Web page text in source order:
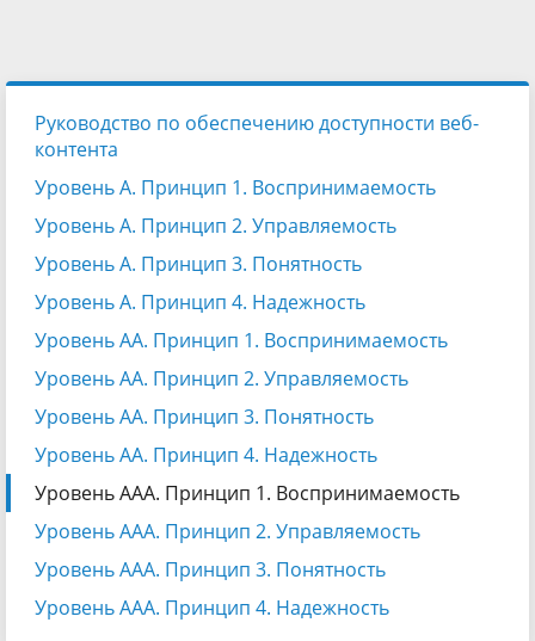
Руководство по обеспечению доступности веб-
контента
Уровень А. Принцип 1. Воспринимаемость
Уровень А. Принцип 2. Управляемость
Уровень А. Принцип 3. Понятность
Уровень А. Принцип 4. Надежность
Уровень АА. Принцип 1. Воспринимаемость
Уровень АА. Принцип 2. Управляемость
Уровень АА. Принцип 3. Понятность
Уровень АА. Принцип 4. Надежность
Уровень ААА. Принцип 1. Воспринимаемость
Уровень ААА. Принцип 2. Управляемость
Уровень ААА. Принцип 3. Понятность
Уровень ААА. Принцип 4. Надежность